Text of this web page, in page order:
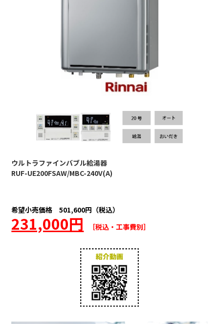
ウルトラファインバブル給湯器
RUF-UE200FSAW/MBC-240V(A)
希望小売価格 501,600円（税込）
231,000円 ［税込・工事費別］